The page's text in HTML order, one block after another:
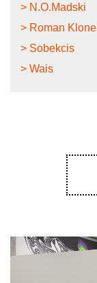
> N.O.Madski
> Roman
> Sobekcis
> Wais